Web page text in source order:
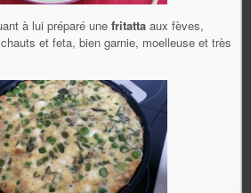
à lui préparé une fritatta aux fèves,
et feta, bien garnie, moelleuse et très